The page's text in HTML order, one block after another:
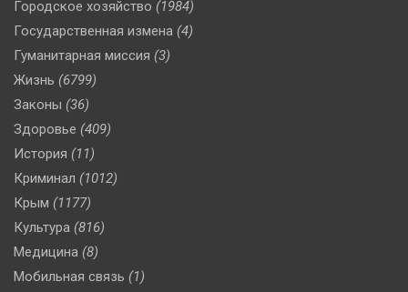
Городское хозяйство (1984)
Государственная измена (4)
Гуманитарная миссия (3)
Жизнь (6799)
Законы (36)
Здоровье (409)
История (11)
Криминал (1012)
Крым (1177)
Культура (816)
Медицина (8)
Мобильная связь (1)